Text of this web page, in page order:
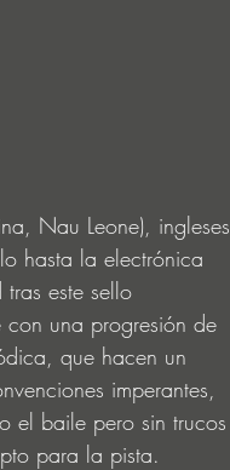
Nau Leone), ingleses
hasta la electrónica
este sello
una progresión de
que hacen un
imperantes,
el baile pero sin trucos
para la pista.